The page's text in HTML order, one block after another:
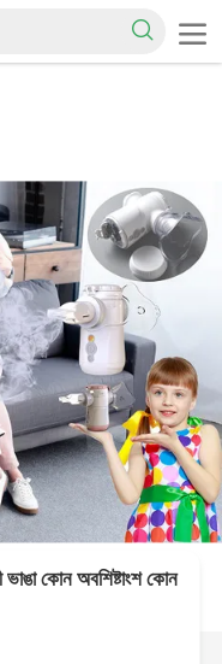
কোন অবশিষ্টাংশ কোন